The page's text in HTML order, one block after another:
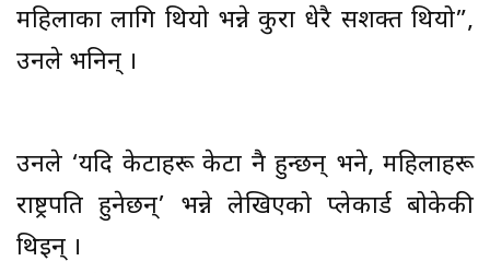
महिलाका लागि थियो भन्ने कुरा धेरै सशक्त थियो”,
उनले भनिन् ।
उनले ‘यदि केटाहरू केटा नै हुन्छन् भने, महिलाहरू
राष्ट्रपति हुनेछन्’ भन्ने लेखिएको प्लेकार्ड बोकेकी
थिइन् ।